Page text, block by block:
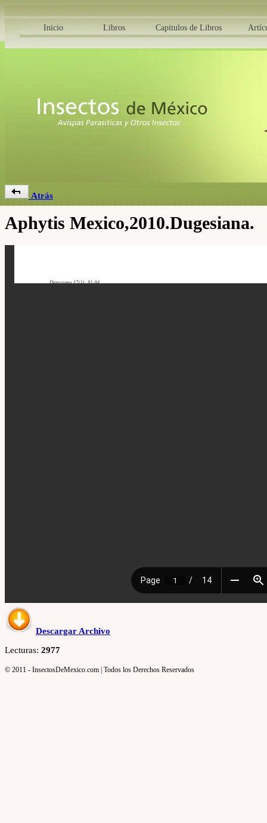
Inicio Libros Capitulos de Libros
Atrás
Aphytis Mexico,2010.Dugesiana.
Descargar Archivo
Lecturas: 2977
© 2011 - InsectosDeMexico.com | Todos los Derechos Reservados